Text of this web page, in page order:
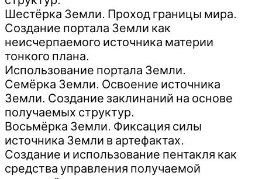
Шестёрка Земли. Проход границы мира.
Создание портала Земли как
неисчерпаемого источника материи
тонкого плана.
Использование портала Земли.
Семёрка Земли. Освоение источника
Земли. Создание заклинаний на основе
получаемых структур.
Восьмёрка Земли. Фиксация силы
источника Земли в артефактах.
Создание и использование пентакля как
средства управления получаемой